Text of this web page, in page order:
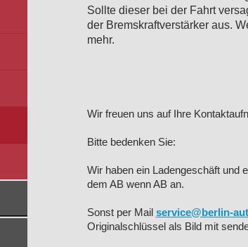
Sollte dieser bei der Fahrt
der Bremskraftverstärker aus.
mehr.
Wir freuen uns auf Ihre
Bitte bedenken Sie:
Wir haben ein Ladengeschäft und
dem AB wenn AB an.
Sonst per Mail service@berlin-
Originalschlüssel als Bild mit